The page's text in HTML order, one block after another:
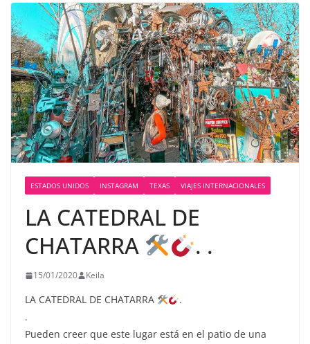
ESTADOS UNIDOS INSTAGRAM TEXAS VIAJES INTERNACIONALES
LA CATEDRAL DE
CHATARRA
. .
15/01/2020 Keila
LA CATEDRAL DE CHATARRA
.
.
Pueden creer que este lugar está en el patio de una